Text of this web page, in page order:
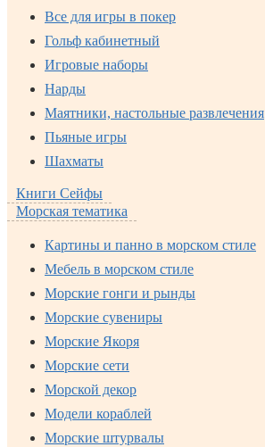
Все для игры в покер
Гольф кабинетный
Игровые наборы
Нарды
Маятники, настольные развлечения
Пьяные игры
Шахматы
Книги Сейфы
Морская тематика
Картины и панно в морском стиле
Мебель в морском стиле
Морские гонги и рынды
Морские сувениры
Морские Якоря
Морские сети
Морской декор
Модели кораблей
Морские штурвалы